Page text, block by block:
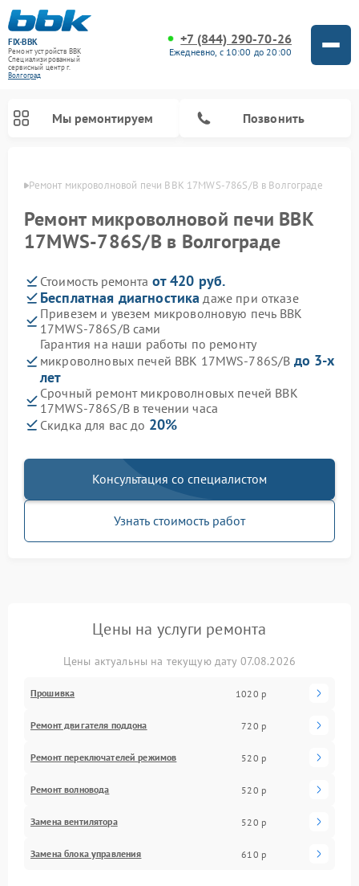
FIX-BBK
Ремонт устройств BBK
Специализированный
cервисный центр г.
Волгоград
+7 (844) 290-70-26
Ежедневно, с 10:00 до 20:00
Мы ремонтируем Позвонить
Ремонт микроволновой печи BBK 17MWS-786S/B в Волгограде
Ремонт микроволновой печи BBK
17MWS-786S/B в Волгограде
Стоимость ремонта от 420 руб.
Бесплатная диагностика даже при отказе
Привезем и увезем микроволновую печь BBK
17MWS-786S/B сами
Гарантия на наши работы по ремонту
микроволновых печей BBK 17MWS-786S/B до 3-х
лет
Срочный ремонт микроволновых печей BBK
17MWS-786S/B в течении часа
Скидка для вас до 20%
Консультация со специалистом
Узнать стоимость работ
Цены на услуги ремонта
Цены актуальны на текущую дату 07.08.2026
Прошивка 1020 р
Ремонт двигателя поддона 720 р
Ремонт переключателей режимов 520 р
Ремонт волновода 520 р
Замена вентилятора 520 р
Замена блока управления 610 р